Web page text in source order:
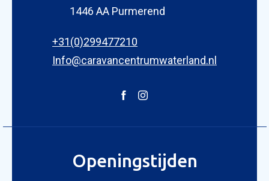
ONZE
1446 AA Purmerend
+31(0)299477210
Info@caravancentrumwaterland.nl
Openingstijden